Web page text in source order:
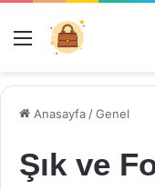
Menü
Anasayfa /Genel
Şık ve